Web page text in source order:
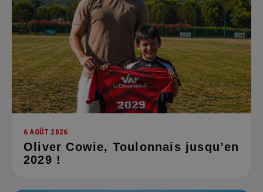
6 AOÛT 2026
Oliver Cowie, Toulonnais jusqu’en
2029 !